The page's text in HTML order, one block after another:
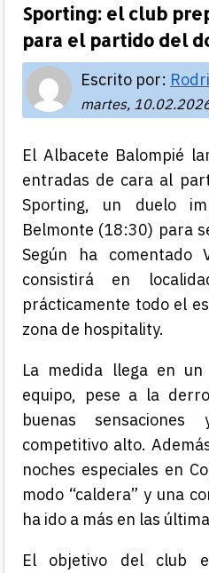
Sporting: el club
para el partido del
Escrito por:
martes,
El Albacete Balompié
entradas de cara al
Sporting, un duelo
Belmonte (18:30) para
Según ha comentado
consistirá en
prácticamente todo el
zona de hospitality.
La medida llega en
equipo, pese a la
buenas
competitivo alto.
noches especiales en
modo “caldera” y una
ha ido a más en las
El objetivo del club